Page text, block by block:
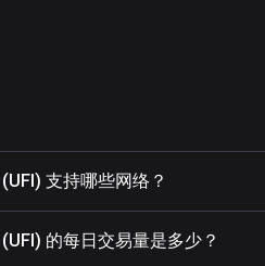
支持哪些网络？
的每日交易量是多少？